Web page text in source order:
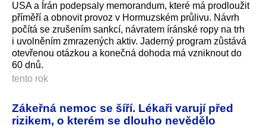
USA a Írán podepsaly memorandum, které má prodloužit
příměří a obnovit provoz v Hormuzském průlivu. Návrh
počítá se zrušením sankcí, návratem íránské ropy na trh
i uvolněním zmrazených aktiv. Jaderný program zůstává
otevřenou otázkou a konečná dohoda má vzniknout do
60 dnů.
tento rok
Zákeřná nemoc se šíří. Lékaři varují před
rizikem, o kterém se dlouho nevědělo